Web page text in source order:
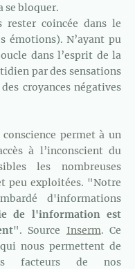
se bloquer.
rester coincée dans le
émotions). N’ayant pu
dans l’esprit de la
par des sensations
croyances négatives
permet à un
à l’inconscient du
les nombreuses
peu exploitées. "Notre
d'informations
de l'information est
". Source Inserm. Ce
nous permettent de
facteurs de nos